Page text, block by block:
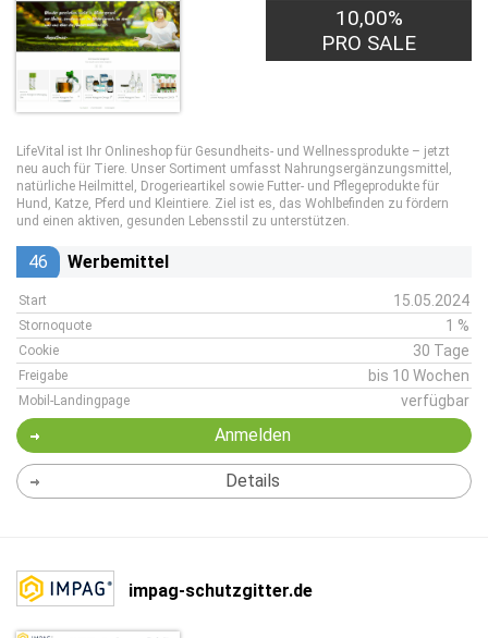
10,00%
PRO SALE
LifeVital ist Ihr Onlineshop für Gesundheits- und Wellnessprodukte – jetzt
neu auch für Tiere. Unser Sortiment umfasst Nahrungsergänzungsmittel,
natürliche Heilmittel, Drogerieartikel sowie Futter- und Pflegeprodukte für
Hund, Katze, Pferd und Kleintiere. Ziel ist es, das Wohlbefinden zu fördern
und einen aktiven, gesunden Lebensstil zu unterstützen.
46 Werbemittel
Start 15.05.2024
Stornoquote 1 %
Cookie 30 Tage
Freigabe bis 10 Wochen
Mobil-Landingpage verfügbar
Anmelden
Details
impag-schutzgitter.de